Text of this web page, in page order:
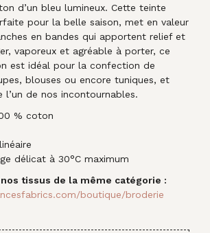
d’un bleu lumineux. Cette teinte
pour la belle saison, met en valeur
en bandes qui apportent relief et
vaporeux et agréable à porter, ce
est idéal pour la confection de
blouses ou encore tuniques, et
l’un de nos incontournables.
% coton
délicat à 30°C maximum
tissus de la même catégorie :
boutique/broderie